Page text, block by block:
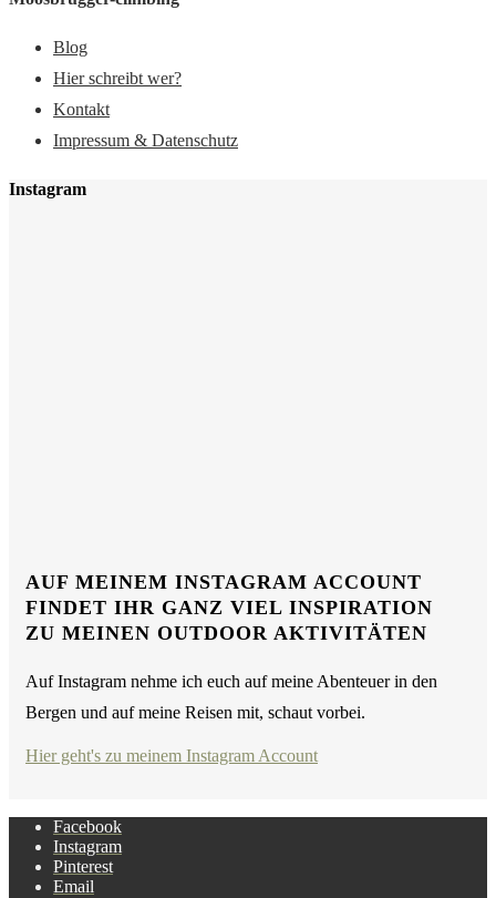
Blog
Hier schreibt wer?
Kontakt
Impressum & Datenschutz
Instagram
AUF MEINEM INSTAGRAM ACCOUNT
FINDET IHR GANZ VIEL INSPIRATION
ZU MEINEN OUTDOOR AKTIVITÄTEN
Auf Instagram nehme ich euch auf meine Abenteuer in den
Bergen und auf meine Reisen mit, schaut vorbei.
Hier geht's zu meinem Instagram Account
Facebook
Instagram
Pinterest
Email